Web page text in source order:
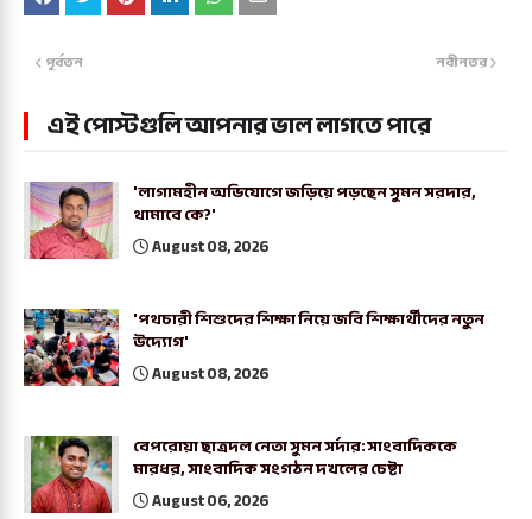
নবীনতর
পূর্বতন
এই পোস্টগুলি আপনার ভাল লাগতে পারে
'লাগামহীন অভিযোগে জড়িয়ে পড়ছেন সুমন সরদার,
থামাবে কে?'
August 08, 2026
'পথচারী শিশুদের শিক্ষা নিয়ে জবি শিক্ষার্থীদের নতুন
উদ্যোগ'
August 08, 2026
বেপরোয়া ছাত্রদল নেতা সুমন সর্দার: সাংবাদিককে
মারধর, সাংবাদিক সংগঠন দখলের চেষ্টা
August 06, 2026